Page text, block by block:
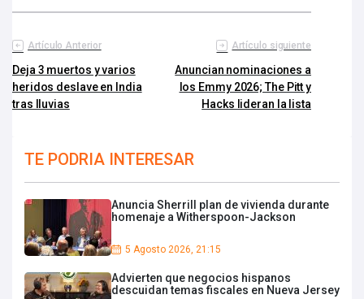
Artículo Anterior
Deja 3 muertos y varios
heridos deslave en India
tras lluvias
Artículo siguiente
Anuncian nominaciones a
los Emmy 2026; The Pitt y
Hacks lideran la lista
TE PODRIA INTERESAR
Anuncia Sherrill plan de vivienda durante
homenaje a Witherspoon-Jackson
5 Agosto 2026, 21:15
Advierten que negocios hispanos
descuidan temas fiscales en Nueva Jersey